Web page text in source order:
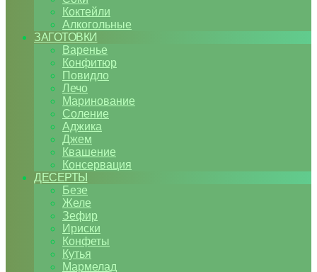
Коктейли
Алкогольные
ЗАГОТОВКИ
Варенье
Конфитюр
Повидло
Лечо
Маринование
Соление
Аджика
Джем
Квашение
Консервация
ДЕСЕРТЫ
Безе
Желе
Зефир
Ириски
Конфеты
Кутья
Мармелад